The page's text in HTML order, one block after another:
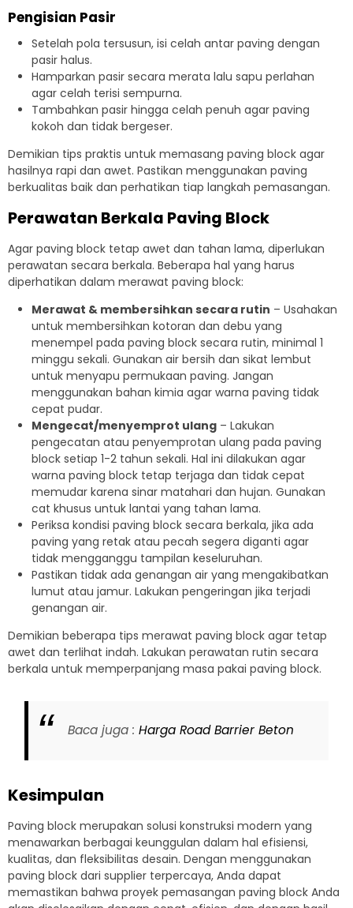
Pengisian Pasir
Setelah pola tersusun, isi celah antar paving dengan
pasir halus.
Hamparkan pasir secara merata lalu sapu perlahan
agar celah terisi sempurna.
Tambahkan pasir hingga celah penuh agar paving
kokoh dan tidak bergeser.
Demikian tips praktis untuk memasang paving block agar
hasilnya rapi dan awet. Pastikan menggunakan paving
berkualitas baik dan perhatikan tiap langkah pemasangan.
Perawatan Berkala Paving Block
Agar paving block tetap awet dan tahan lama, diperlukan
perawatan secara berkala. Beberapa hal yang harus
diperhatikan dalam merawat paving block:
Merawat & membersihkan secara rutin – Usahakan
untuk membersihkan kotoran dan debu yang
menempel pada paving block secara rutin, minimal 1
minggu sekali. Gunakan air bersih dan sikat lembut
untuk menyapu permukaan paving. Jangan
menggunakan bahan kimia agar warna paving tidak
cepat pudar.
Mengecat/menyemprot ulang – Lakukan
pengecatan atau penyemprotan ulang pada paving
block setiap 1-2 tahun sekali. Hal ini dilakukan agar
warna paving block tetap terjaga dan tidak cepat
memudar karena sinar matahari dan hujan. Gunakan
cat khusus untuk lantai yang tahan lama.
Periksa kondisi paving block secara berkala, jika ada
paving yang retak atau pecah segera diganti agar
tidak mengganggu tampilan keseluruhan.
Pastikan tidak ada genangan air yang mengakibatkan
lumut atau jamur. Lakukan pengeringan jika terjadi
genangan air.
Demikian beberapa tips merawat paving block agar tetap
awet dan terlihat indah. Lakukan perawatan rutin secara
berkala untuk memperpanjang masa pakai paving block.
Baca juga :Harga Road Barrier Beton
Kesimpulan
Paving block merupakan solusi konstruksi modern yang
menawarkan berbagai keunggulan dalam hal efisiensi,
kualitas, dan fleksibilitas desain. Dengan menggunakan
paving block dari supplier terpercaya, Anda dapat
memastikan bahwa proyek pemasangan paving block Anda